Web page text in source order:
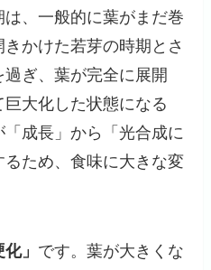
、一般的に葉がまだ巻
かけた若芽の時期とさ
ぎ、葉が完全に展開
大化した状態になる
成長」から「光合成に
ため、食味に大きな変
」 です。葉が大きくな